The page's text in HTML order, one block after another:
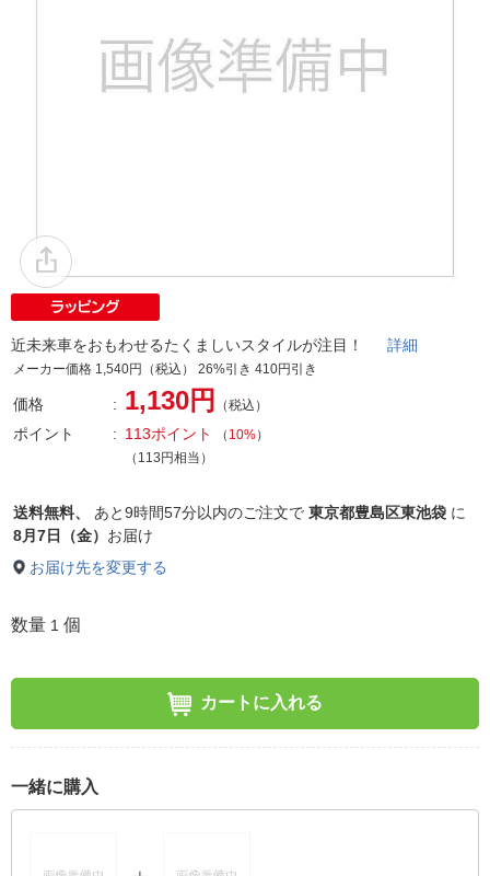
近未来車をおもわせるたくましいスタイルが注目！ 詳細
メーカー価格 1,540円（税込） 26%引き 410円引き
価格 1,130円 （税込）
ポイント 113ポイント （ 10%）
（113円相当）
送料無料、 あと9時間57分以内のご注文で 東京都豊島区東池袋 に
8月7日（金） お届け
お届け先を変更する
数量 1 個
カートに入れる
一緒に購入